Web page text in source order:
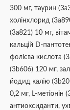
300 мг, таурин
холінхлорид
(3a821) 10 мг,
кальцій D-
фолієва кислота
(3b606) 120 мг,
йодид калію
0,2 мг, L-метіонін
антиоксиданти,